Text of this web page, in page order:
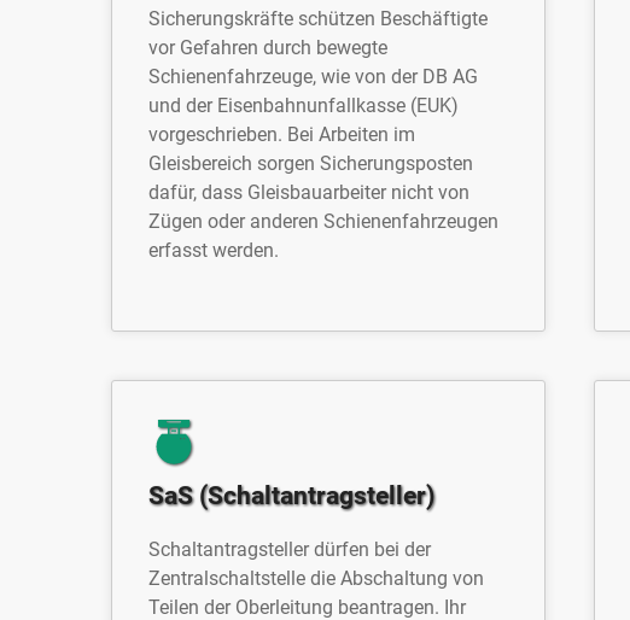
Sicherungskräfte schützen Beschäftigte
vor Gefahren durch bewegte
Schienenfahrzeuge, wie von der DB AG
und der Eisenbahnunfallkasse (EUK)
vorgeschrieben. Bei Arbeiten im
Gleisbereich sorgen Sicherungsposten
dafür, dass Gleisbauarbeiter nicht von
Zügen oder anderen Schienenfahrzeugen
erfasst werden.
SaS (Schaltantragsteller)
Schaltantragsteller dürfen bei der
Zentralschaltstelle die Abschaltung von
Teilen der Oberleitung beantragen. Ihr